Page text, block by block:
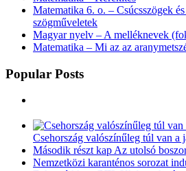
100 éve született Rózsás János író,
foglyok krónikása, aki (Lengyel József
irodalom legjelentősebb alkotója
Most Views Posts
A ritmusképletek – Kottaolvasás
Nosztalgiázzunk együtt! – Életünk